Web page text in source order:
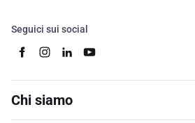
Seguici sui social
Chi siamo